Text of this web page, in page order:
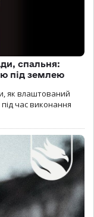
спальня:
під землею
як влаштований
час виконання